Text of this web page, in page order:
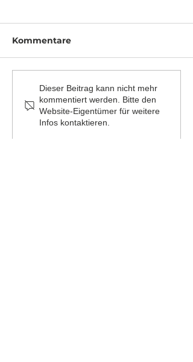
Der Natur ausgeliefert
Kommentare
Dieser Beitrag kann nicht mehr
kommentiert werden. Bitte den
Website-Eigentümer für weitere
Infos kontaktieren.